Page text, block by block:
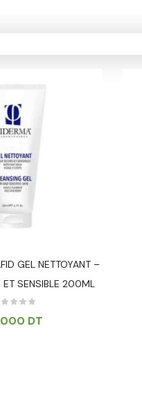
GEL NETTOYANT –
ET SENSIBLE 200ML
DT